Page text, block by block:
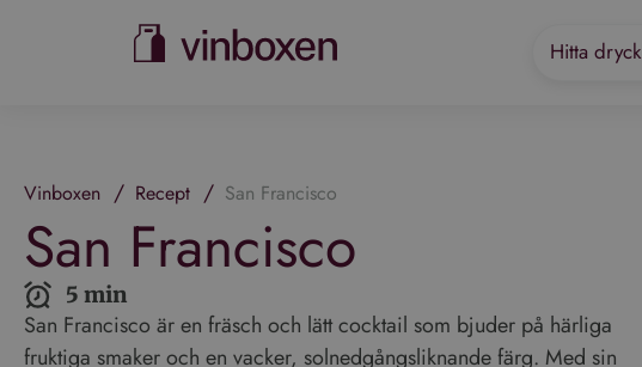
Hitta dryck
Vinboxen / Recept / San Francisco
San Francisco
5 min
San Francisco är en fräsch och lätt cocktail som bjuder på härliga
fruktiga smaker och en vacker, solnedgångsliknande färg. Med sin